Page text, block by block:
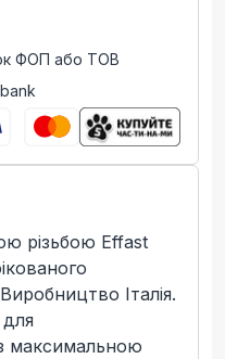
ФОП або ТОВ
різьбою Effast
Італія.
максимальною